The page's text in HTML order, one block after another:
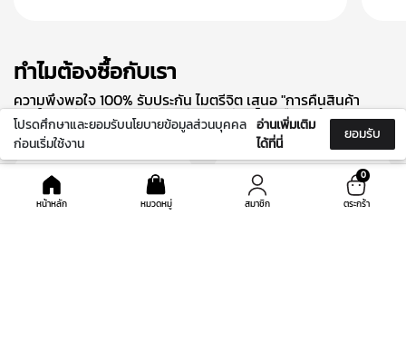
หน้าหลัก หมวดหมู่ สมาชิก
0
ตระกร้า
โปรดศึกษาและยอมรับนโยบายข้อมูลส่วนบุคคล
ก่อนเริ่มใช้งาน
อ่านเพิ่มเติม
ได้ที่นี่
ยอมรับ
ทำไมต้องซื้อกับเรา
ความพึงพอใจ 100% รับประกัน ไมตรีจิต เสนอ "การคืนสินค้า
ภายใน 10 วัน"และ "การรับประกันผลิตภัณฑ์ 6 เดือน" สำหรับ
ผลิตภัณฑ์ที่เลือก และชำระแล้ว